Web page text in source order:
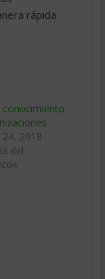
rápida
conocimiento
2018
del